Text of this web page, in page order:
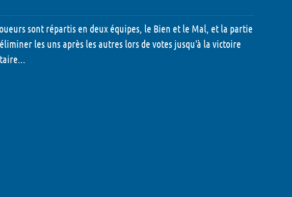
sont répartis en deux équipes, le Bien et le Mal, et la partie
les uns après les autres lors de votes jusqu'à la victoire